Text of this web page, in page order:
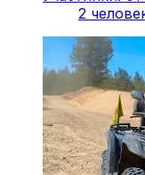
2